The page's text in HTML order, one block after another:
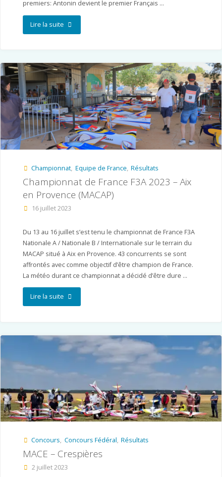
premiers: Antonin devient le premier Français …
Lire la suite"Championnat
F3A
en
Australie
–
Warwick"
Championnat, Equipe de France, Résultats
Championnat de France F3A 2023 – Aix
en Provence (MACAP)
16 juillet 2023
Du 13 au 16 juillet s’est tenu le championnat de France F3A
Nationale A / Nationale B / Internationale sur le terrain du
MACAP situé à Aix en Provence. 43 concurrents se sont
affrontés avec comme objectif d’être champion de France.
La météo durant ce championnat a décidé d’être dure …
Lire la suite"Championnat
F3A
Aix
en
Provence
(MACAP)"
Concours, Concours Fédéral, Résultats
MACE – Crespières
2 juillet 2023